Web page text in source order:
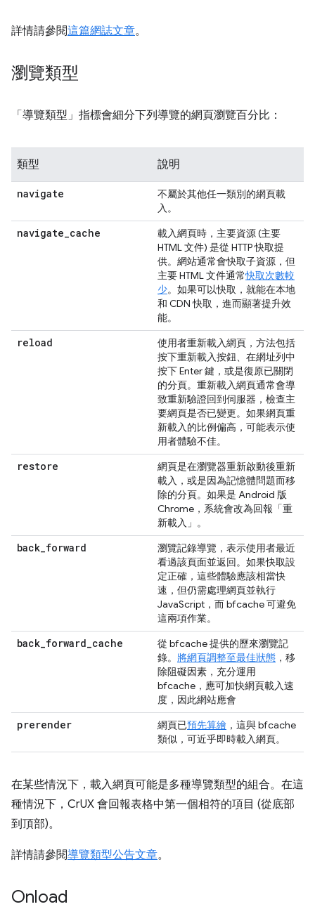
詳情請參閱這篇網誌文章。
瀏覽類型
「導覽類型」 指標會細分下列導覽的網頁瀏覽百分比：
類型 說明
navigate
不屬於其他任一類別的網頁載
入。
navigate_cache
載入網頁時，主要資源 (主要
HTML 文件) 是從 HTTP 快取提
供。網站通常會快取子資源，但
主要 HTML 文件通常快取次數較
少。如果可以快取，就能在本地
和 CDN 快取，進而顯著提升效
能。
reload
使用者重新載入網頁，方法包括
按下重新載入按鈕、在網址列中
按下 Enter 鍵，或是復原已關閉
的分頁。重新載入網頁通常會導
致重新驗證回到伺服器，檢查主
要網頁是否已變更。如果網頁重
新載入的比例偏高，可能表示使
用者體驗不佳。
restore
網頁是在瀏覽器重新啟動後重新
載入，或是因為記憶體問題而移
除的分頁。如果是 Android 版
Chrome，系統會改為回報「重
新載入」。
back_forward
瀏覽記錄導覽，表示使用者最近
看過該頁面並返回。如果快取設
定正確，這些體驗應該相當快
速，但仍需處理網頁並執行
JavaScript，而 bfcache 可避免
這兩項作業。
back_forward_cache
從 bfcache 提供的歷來瀏覽記
錄。 將網頁調整至最佳狀態 ，移
除阻礙因素，充分運用
bfcache，應可加快網頁載入速
度，因此網站應會
prerender 網頁已預先算繪 ，這與 bfcache
類似，可近乎即時載入網頁。
在某些情況下，載入網頁可能是多種導覽類型的組合。在這
種情況下，CrUX 會回報表格中第一個相符的項目 (從底部
到頂部)。
詳情請參閱導覽類型公告文章。
Onload